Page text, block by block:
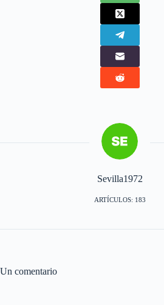
Sevilla1972
ARTÍCULOS: 183
Un comentario